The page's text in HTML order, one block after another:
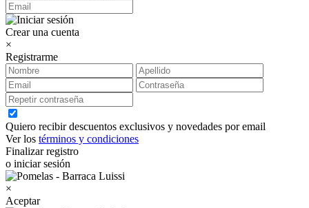
Crear una cuenta
×
Registrarme
Quiero recibir descuentos exclusivos y novedades por email
Ver los términos y condiciones
Finalizar registro
o iniciar sesión
×
Aceptar